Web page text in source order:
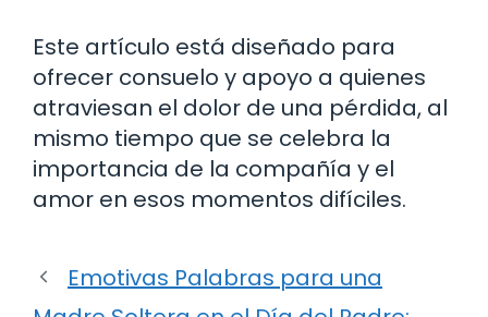
Este artículo está diseñado para
ofrecer consuelo y apoyo a quienes
atraviesan el dolor de una pérdida, al
mismo tiempo que se celebra la
importancia de la compañía y el
amor en esos momentos difíciles.
Emotivas Palabras para una